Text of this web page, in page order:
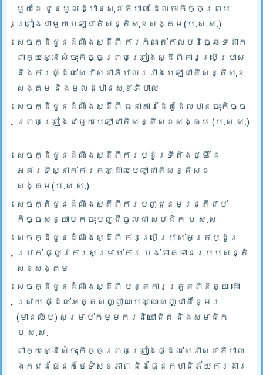
មួយខែ ជូនមូលដ្ឋានសុខាភិបាល ដែលចុះកិច្ចព្រម
ព្រៀងជាមួយបេឡាជាតិសន្តិសុខសង្គម(ប.ស.ស.)
សេចក្ដីជូនដំណឹងស្ដីពី ការកំណត់កាលបរិច្ឆេទដាក់
ពាក្យស្នើសុំចុះកិច្ចព្រមព្រៀងស្ដីពីការប្រើប្រាស់
និងការផ្ដល់សេវាសុខាភិបាលរវាងបេឡាជាតិសន្តិសុខ
សង្គម និងមូលដ្ឋានសុខាភិបាល
សេចក្ដីជូនដំណឹងស្ដីពី ធនាគារដៃគូដែលបានចុះកិច្ច
ព្រមព្រៀងជាមួយបេឡាជាតិសន្តិសុខសង្គម (ប.ស.ស.)
សេចក្ដីជូនដំណឹងស្ដីពីការប្ដូរទីតាំងថ្មី នៃ
អគារទីស្នាក់ការកណ្ដាលបេឡាជាតិសន្តិសុខ
សង្គម(ប.ស.ស.)
សេចក្តីជូនដំណឹងស្តីពីការបញ្ជូនមន្រ្តីជាប់
កិច្ចសន្យាមកចុះបញ្ជីចូលជា សមាជិក ប.ស.ស.
សេចក្ដីជូនដំណឹងស្ដីពី ការប្រើប្រាស់អត្រាប្ដូរ
ប្រាក់ ផ្លូវការសម្រាប់ការ បង់ភាគទានរបបសន្តិ
សុខសង្គម
សេចក្ដីជូនដំណឹងស្ដីពី បន្តការត្រួតពិនិត្យ ដោះ
ស្រាយ ផ្ដល់អត្តសញ្ញាណបណ្ណសញ្ជាតិខ្មែរ
(មានឈីប) សម្រាប់កម្មករនិយោជិត និងសមាជិក
ប.ស.ស.
ពាក្យស្នើសុំចុះកិច្ចព្រមព្រៀងផ្ដល់សេវាសុខាភិបាល
ឯកជនផ្នែកថែទាំសុខភាព និងផ្នែកហានិភ័យការងារ